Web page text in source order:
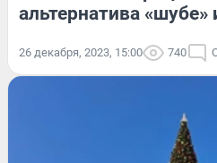
альтернатива «шубе»
26 декабря, 2023, 15:00 740